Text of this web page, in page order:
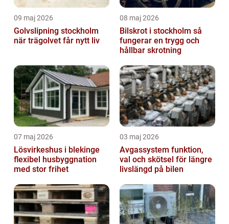
09 maj 2026
Golvslipning stockholm
när trägolvet får nytt liv
08 maj 2026
Bilskrot i stockholm så
fungerar en trygg och
hållbar skrotning
07 maj 2026
Lösvirkeshus i blekinge
flexibel husbyggnation
med stor frihet
03 maj 2026
Avgassystem funktion,
val och skötsel för längre
livslängd på bilen